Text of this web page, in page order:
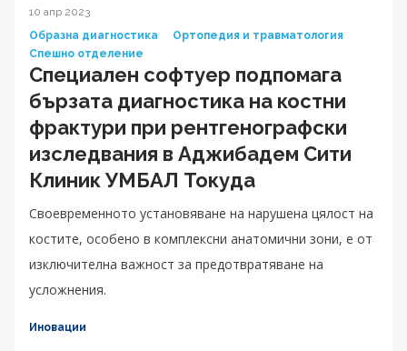
10 апр 2023
Образна диагностика
Ортопедия и травматология
Спешно отделение
Специален софтуер подпомага
бързата диагностика на костни
фрактури при рентгенографски
изследвания в Аджибадем Сити
Клиник УМБАЛ Токуда
Своевременното установяване на нарушена цялост на
костите, особено в комплексни анатомични зони, е от
изключителна важност за предотвратяване на
усложнения.
Иновации